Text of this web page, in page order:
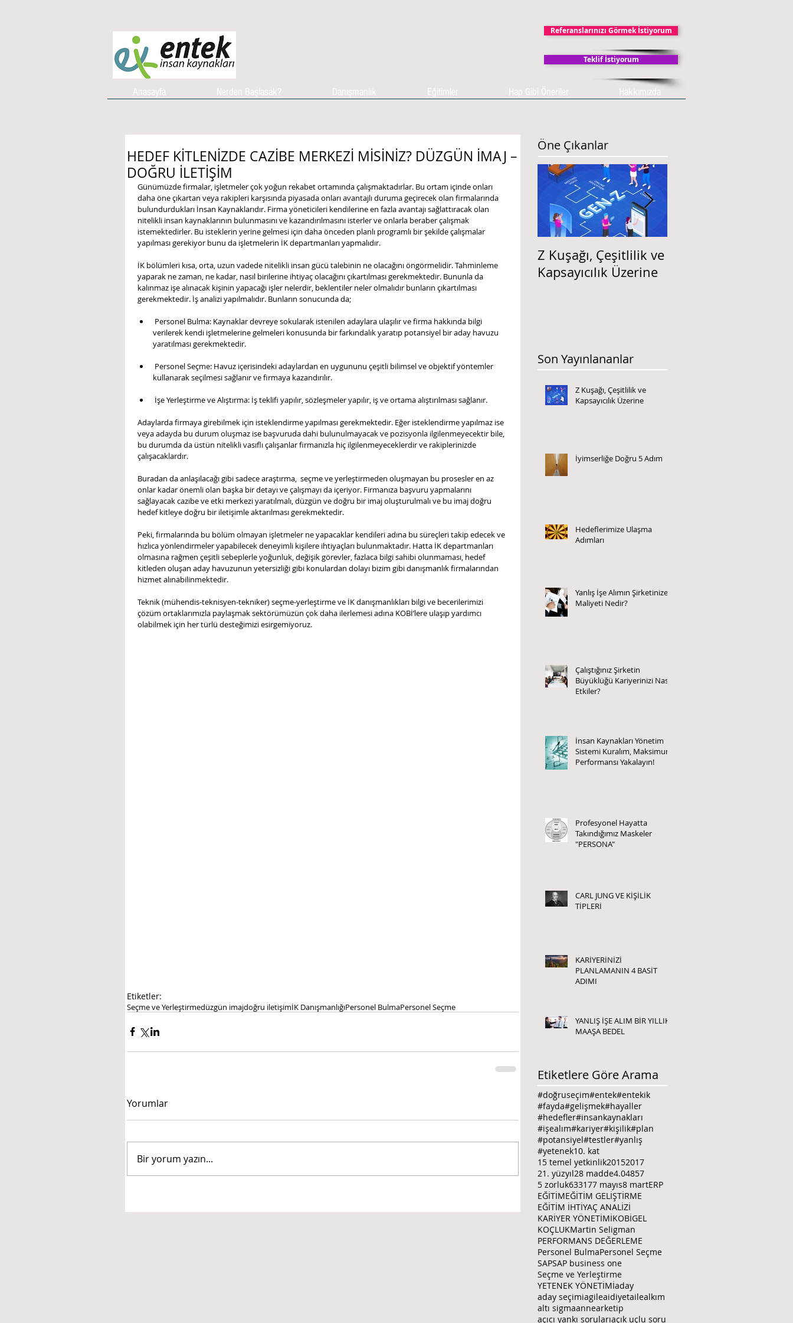
Referanslarınızı Görmek İstiyorum
Teklif İstiyorum
Anasayfa Nerden Başlasak? Danışmanlık Eğitimler Hap Gibi Öneriler Hakkımızda
HEDEF KİTLENİZDE CAZİBE MERKEZİ MİSİNİZ? DÜZGÜN İMAJ –
DOĞRU İLETİŞİM
Günümüzde firmalar, işletmeler çok yoğun rekabet ortamında çalışmaktadırlar. Bu ortam içinde onları
daha öne çıkartan veya rakipleri karşısında piyasada onları avantajlı duruma geçirecek olan firmalarında
bulundurdukları İnsan Kaynaklarıdır. Firma yöneticileri kendilerine en fazla avantajı sağlattıracak olan
nitelikli insan kaynaklarının bulunmasını ve kazandırılmasını isterler ve onlarla beraber çalışmak
istemektedirler. Bu isteklerin yerine gelmesi için daha önceden planlı programlı bir şekilde çalışmalar
yapılması gerekiyor bunu da işletmelerin İK departmanları yapmalıdır.
İK bölümleri kısa, orta, uzun vadede nitelikli insan gücü talebinin ne olacağını öngörmelidir. Tahminleme
yaparak ne zaman, ne kadar, nasıl birilerine ihtiyaç olacağını çıkartılması gerekmektedir. Bununla da
kalınmaz işe alınacak kişinin yapacağı işler nelerdir, beklentiler neler olmalıdır bunların çıkartılması
gerekmektedir. İş analizi yapılmalıdır. Bunların sonucunda da;
verilerek kendi işletmelerine gelmeleri konusunda bir farkındalık yaratıp potansiyel bir aday havuzu
yaratılması gerekmektedir.
kullanarak seçilmesi sağlanır ve firmaya kazandırılır.
İşe Yerleştirme ve Alıştırma: İş teklifi yapılır, sözleşmeler yapılır, iş ve ortama alıştırılması sağlanır.
Adaylarda firmaya girebilmek için isteklendirme yapılması gerekmektedir. Eğer isteklendirme yapılmaz ise
veya adayda bu durum oluşmaz ise başvuruda dahi bulunulmayacak ve pozisyonla ilgilenmeyecektir bile,
bu durumda da üstün nitelikli vasıflı çalışanlar firmanızla hiç ilgilenmeyeceklerdir ve rakiplerinizde
çalışacaklardır.
Buradan da anlaşılacağı gibi sadece araştırma,  seçme ve yerleştirmeden oluşmayan bu prosesler en az
onlar kadar önemli olan başka bir detayı ve çalışmayı da içeriyor. Firmanıza başvuru yapmalarını
sağlayacak cazibe ve etki merkezi yaratılmalı, düzgün ve doğru bir imaj oluşturulmalı ve bu imaj doğru
hedef kitleye doğru bir iletişimle aktarılması gerekmektedir.
Peki, firmalarında bu bölüm olmayan işletmeler ne yapacaklar kendileri adına bu süreçleri takip edecek ve
hızlıca yönlendirmeler yapabilecek deneyimli kişilere ihtiyaçları bulunmaktadır. Hatta İK departmanları
olmasına rağmen çeşitli sebeplerle yoğunluk, değişik görevler, fazlaca bilgi sahibi olunmaması, hedef
kitleden oluşan aday havuzunun yetersizliği gibi konulardan dolayı bizim gibi danışmanlık firmalarından
hizmet alınabilinmektedir.
Teknik (mühendis-teknisyen-tekniker) seçme-yerleştirme ve İK danışmanlıkları bilgi ve becerilerimizi
çözüm ortaklarımızla paylaşmak sektörümüzün çok daha ilerlemesi adına KOBİ’lere ulaşıp yardımcı
olabilmek için her türlü desteğimizi esirgemiyoruz.
Etiketler:
Seçme ve Yerleştirmedüzgün imajdoğru iletişimİK DanışmanlığıPersonel BulmaPersonel Seçme
Yorumlar
Bir yorum yazın...
Öne Çıkanlar
Z Kuşağı, Çeşitlilik ve
Kapsayıcılık Üzerine
Son Yayınlananlar
Z Kuşağı, Çeşitlilik ve
Kapsayıcılık Üzerine
İyimserliğe Doğru 5 Adım
Hedeflerimize Ulaşma
Adımları
Yanlış İşe Alımın Şirketinize
Maliyeti Nedir?
Çalıştığınız Şirketin
Büyüklüğü Kariyerinizi Nasıl
Etkiler?
İnsan Kaynakları Yönetim
Sistemi Kuralım, Maksimum
Performansı Yakalayın!
Profesyonel Hayatta
Takındığımız Maskeler
"PERSONA"
CARL JUNG VE KİŞİLİK
TİPLERİ
KARİYERİNİZİ
PLANLAMANIN 4 BASİT
ADIMI
YANLIŞ İŞE ALIM BİR YILLIK
MAAŞA BEDEL
Etiketlere Göre Arama
#doğruseçim#entek#entekik
#fayda#gelişmek#hayaller
#hedefler#insankaynakları
#işealım#kariyer#kişilik#plan
#potansiyel#testler#yanlış
#yetenek10. kat
15 temel yetkinlik20152017
21. yüzyıl28 madde4.04857
5 zorluk633177 mayıs8 martERP
EĞİTİMEĞİTİM GELİŞTİRME
EĞİTİM İHTİYAÇ ANALİZİ
KARİYER YÖNETİMİKOBİGEL
KOÇLUKMartin Seligman
PERFORMANS DEĞERLEME
Personel BulmaPersonel Seçme
SAPSAP business one
Seçme ve Yerleştirme
YETENEK YÖNETİMİaday
aday seçimiagileaidiyetailealkım
altı sigmaannearketip
açıcı yankı sorularıaçık uçlu soru